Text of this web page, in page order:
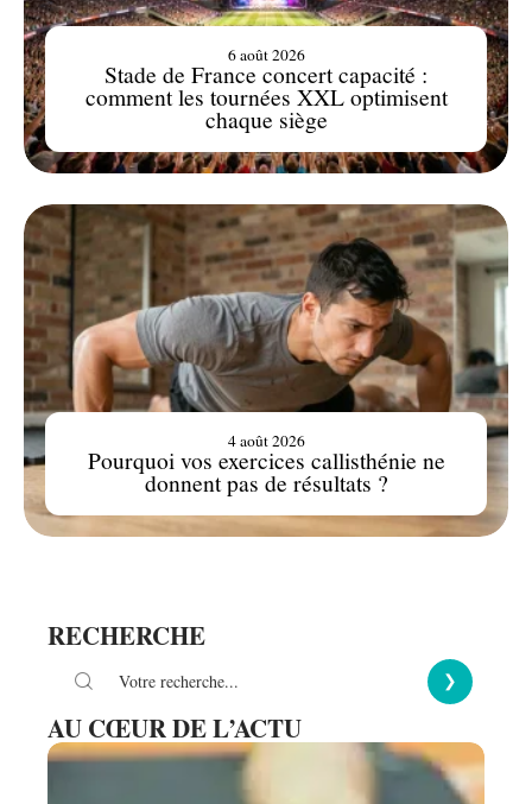
Stade de France concert capacité :
comment les tournées XXL optimisent
chaque siège
6 août 2026
Pourquoi vos exercices callisthénie ne
donnent pas de résultats ?
4 août 2026
RECHERCHE
AU CŒUR DE L’ACTU